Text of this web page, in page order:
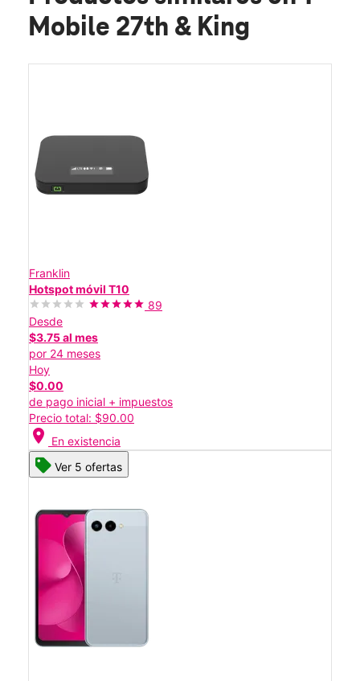
Mobile 27th & King
Franklin
Hotspot móvil T10
89
Desde
$3.75 al mes
por 24 meses
Hoy
$0.00
de pago inicial + impuestos
Precio total: $90.00
location_on En existencia
Ver 5 ofertas